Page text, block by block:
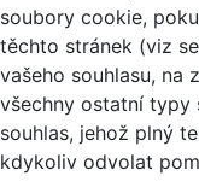
soubory cookie,
těchto stránek (viz
vašeho souhlasu, na
všechny ostatní typy
souhlas, jehož plný
kdykoliv odvolat